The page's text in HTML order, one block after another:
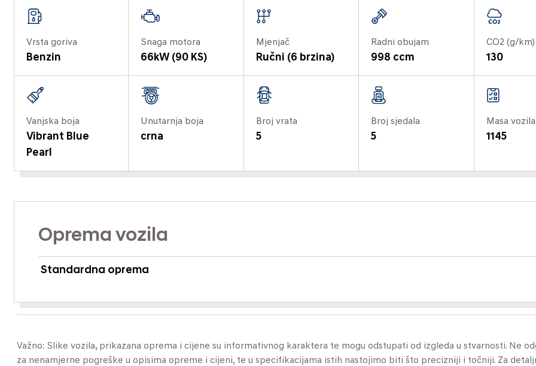
Vrsta goriva
Benzin
Snaga motora
66kW (90 KS)
Mjenjač
Ručni (6 brzina)
Radni obujam
998 ccm
CO2 (g/km)
130
Vanjska boja
Vibrant Blue
Pearl
Unutarnja boja
crna
Broj vrata
5
Broj sjedala
5
Masa
1145
Oprema vozila
Standardna oprema
Važno: Slike vozila, prikazana oprema i cijene su informativnog karaktera te mogu odstupati od izgleda u stvarnosti. Ne
za nenamjerne pogreške u opisima opreme i cijeni, te u specifikacijama istih nastojimo biti što precizniji i točniji. Za